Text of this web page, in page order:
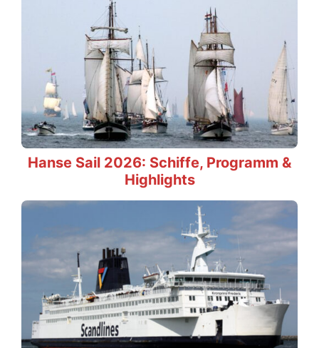
Hanse Sail 2026: Schiffe, Programm &
Highlights